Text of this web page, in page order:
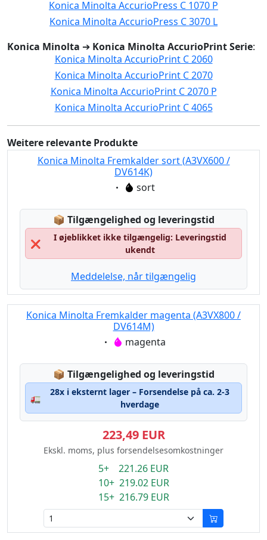
Konica Minolta AccurioPress C 1070 P
Konica Minolta AccurioPress C 3070 L
Konica Minolta ➔ Konica Minolta AccurioPrint Serie:
Konica Minolta AccurioPrint C 2060
Konica Minolta AccurioPrint C 2070
Konica Minolta AccurioPrint C 2070 P
Konica Minolta AccurioPrint C 4065
Weitere relevante Produkte
Konica Minolta Fremkalder sort (A3VX600 /
DV614K)
Eigenschaft:
sort
📦 Lagerstatus:
Tilgængelighed og leveringstid
❌
I øjeblikket ikke tilgængelig: Leveringstid
ukendt
Meddelelse, når tilgængelig
Konica Minolta Fremkalder magenta (A3VX800 /
DV614M)
Eigenschaft:
magenta
📦 Lagerstatus:
Tilgængelighed og leveringstid
🚛
28x i eksternt lager – Forsendelse på ca. 2-3
hverdage
223,49 EUR
Ekskl. moms, plus forsendelsesomkostninger
5+ 221.26 EUR
10+ 219.02 EUR
15+ 216.79 EUR